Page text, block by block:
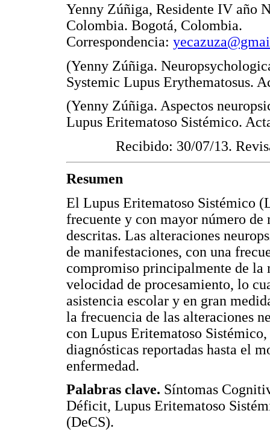
Yenny Zúñiga, Residente IV año
Colombia. Bogotá, Colombia.
Correspondencia:
(Yenny Zúñiga.
Systemic Lupus Erythematosus.
(Yenny Zúñiga. Aspectos
Lupus Eritematoso Sistémico.
Recibido: 30/07/13.
Resumen
El Lupus Eritematoso Sistémico
frecuente y con mayor número
descritas. Las alteraciones
de manifestaciones, con una
compromiso principalmente de
velocidad de procesamiento, lo
asistencia escolar y en gran
la frecuencia de las alteraciones
con Lupus Eritematoso
diagnósticas reportadas hasta el
enfermedad.
Palabras clave. Síntomas
Déficit, Lupus Eritematoso
(DeCS).